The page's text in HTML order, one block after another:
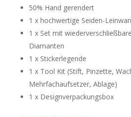
50% Hand gerendert
1 x hochwertige Seiden-
1 x Set mit
Diamanten
1 x Stickerlegende
1 x Tool Kit (Stift, Pinzette,
Mehrfachaufsetzer, Ablage)
1 x Designverpackungsbox